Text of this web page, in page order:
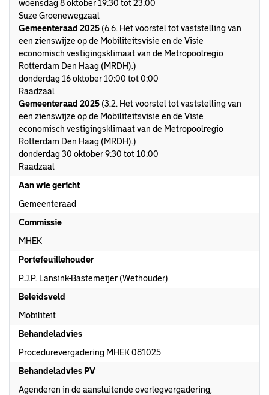
woensdag 8 oktober 19:30 tot 23:00
Suze Groenewegzaal
Gemeenteraad 2025 (6.6. Het voorstel tot vaststelling van
een zienswijze op de Mobiliteitsvisie en de Visie
economisch vestigingsklimaat van de Metropoolregio
Rotterdam Den Haag (MRDH).)
donderdag 16 oktober 10:00 tot 0:00
Raadzaal
Gemeenteraad 2025 (3.2. Het voorstel tot vaststelling van
een zienswijze op de Mobiliteitsvisie en de Visie
economisch vestigingsklimaat van de Metropoolregio
Rotterdam Den Haag (MRDH).)
donderdag 30 oktober 9:30 tot 10:00
Raadzaal
Aan wie gericht
Gemeenteraad
Commissie
MHEK
Portefeuillehouder
P.J.P. Lansink-Bastemeijer (Wethouder)
Beleidsveld
Mobiliteit
Behandeladvies
Procedurevergadering MHEK 081025
Behandeladvies PV
Agenderen in de aansluitende overlegvergadering,